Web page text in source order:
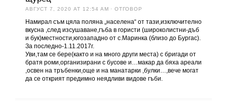
АВГУСТ 7, 2020 AT 12:54 AM · ОТГОВОР
Намирал съм цяла поляна „населена“ от тази,изключително
вкусна ,след изсушаване,гъба в гористи (широколистни-дъб
и бук)местности,югозападно от с.Маринка (близо до Бургас).
За последно-1.11.2017г.
Уви,там се бере(както и на много други места) с бригади от
братя роми,организирани с бусове и…макар да бяха ареали
,освен на тръбенки,още и на манатарки ,булки…,вече могат
да се открият предимно неядливи видове гъби.